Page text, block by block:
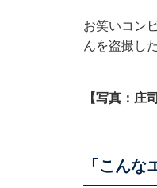
お笑いコン
んを盗撮し
【写真：庄
「こんな